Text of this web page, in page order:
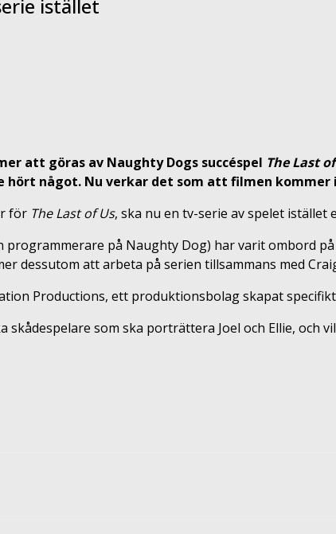
istället
att göras av Naughty Dogs succéspel The Last
hört något. Nu verkar det som att filmen
för The Last of Us, ska nu en tv-serie av spelet istället
på Naughty Dog) har varit ombord
dessutom att arbeta på serien tillsammans med
Productions, ett produktionsbolag skapat
skådespelare som ska porträttera Joel och Ellie, och